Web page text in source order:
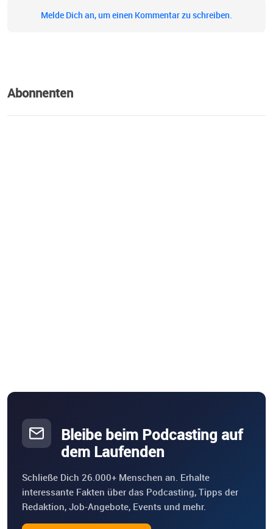
Somewhere Over The Hay Bale | Insta:
Melde Dich an, um einen Kommentar zu schreiben.
Abonnenten
Bleibe beim Podcasting auf
dem Laufenden
Schließe Dich 26.000+ Menschen an. Erhalte
interessante Fakten über das Podcasting, Tipps der
Redaktion, Job-Angebote, Events und mehr.